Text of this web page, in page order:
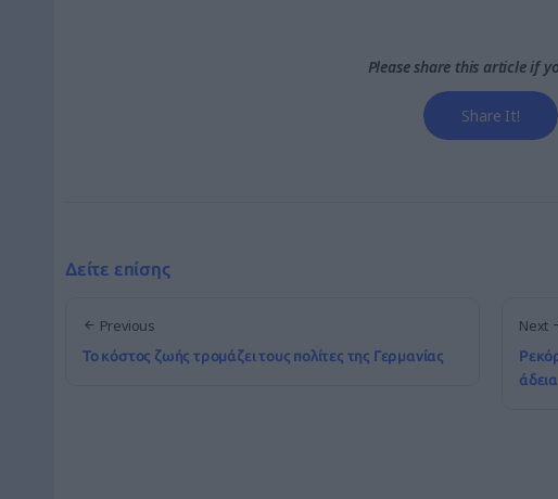
Please share this article if
Share It!
Δείτε επίσης
Previous
Το κόστος ζωής τρομάζει τους πολίτες της Γερμανίας
Next